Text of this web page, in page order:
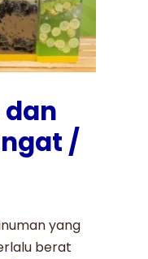
/
yang
berat